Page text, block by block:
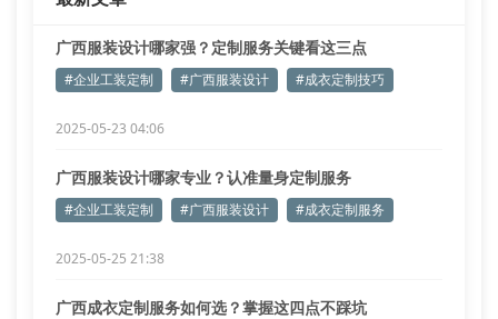
广西服装设计哪家强？定制服务关键看这三点
#企业工装定制 #广西服装设计 #成衣定制技巧
2025-05-23 04:06
广西服装设计哪家专业？认准量身定制服务
#企业工装定制 #广西服装设计 #成衣定制服务
2025-05-25 21:38
广西成衣定制服务如何选？掌握这四点不踩坑